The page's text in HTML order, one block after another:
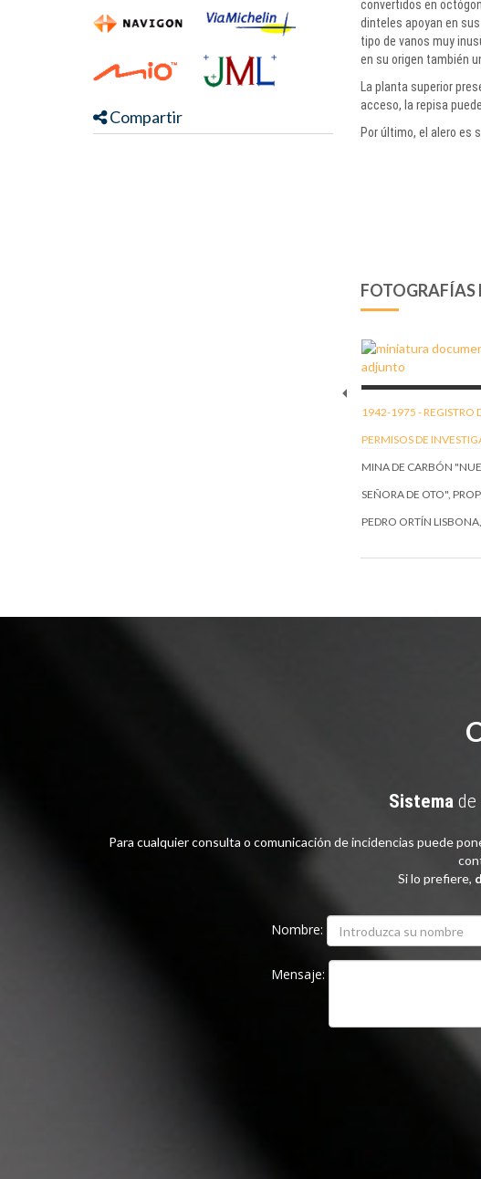
Compartir
convertidos en
dinteles apoyan en
tipo de vanos muy
en su origen también
La planta superior
acceso, la repisa
Por último, el alero es
FOTOGRAFÍAS
1942-1975 -REGISTRO
PERMISOS DE
MINA DE CARBÓN
SEÑORA DE OTO",
PEDRO ORTÍN LISBONA,
SECRETARIO Y VECINO
DE PEDRO MANUEL
CADUCIDAD POR
DEL MINISTRO DE
Sistema de
Para cualquier consulta o comunicación de incidencias puede
Si lo prefiere,
Nombre:
Mensaje: